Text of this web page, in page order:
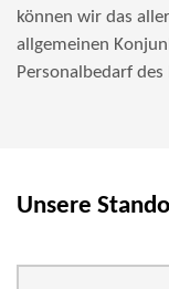
können wir das
allgemeinen
Personalbedarf
Unsere